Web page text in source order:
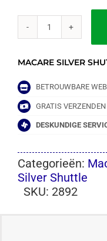
MACARE
MACARE SILVER
BETROUWBARE
GRATIS
DESKUNDIGE
Categorieën:
Silver Shuttle
SKU: 2892